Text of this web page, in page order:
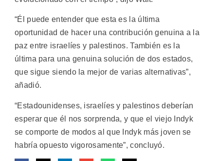
“Él puede entender que esta es la última
oportunidad de hacer una contribución genuina a la
paz entre israelíes y palestinos. También es la
última para una genuina solución de dos estados,
que sigue siendo la mejor de varias alternativas”,
añadió.
“Estadounidenses, israelíes y palestinos deberían
esperar que él nos sorprenda, y que el viejo Indyk
se comporte de modos al que Indyk más joven se
habría opuesto vigorosamente”, concluyó.